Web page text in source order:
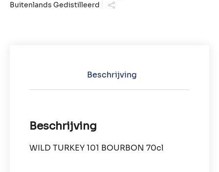
Buitenlands Gedistilleerd
Beschrijving
Beschrijving
WILD TURKEY 101 BOURBON 70cl